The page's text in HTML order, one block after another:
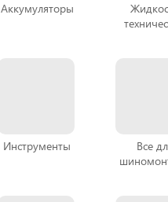
Аккумуляторы
Инструменты
Все